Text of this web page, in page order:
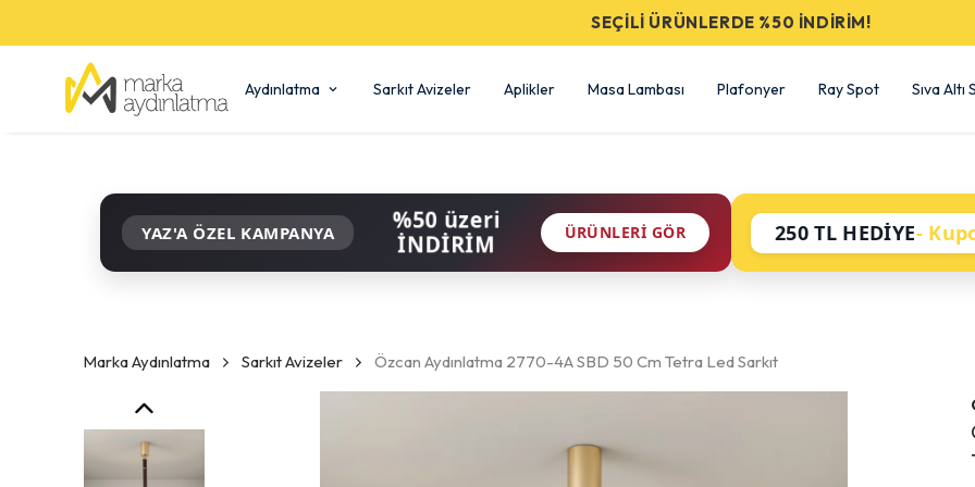
SEÇİLİ ÜRÜNLERDE %50 İNDİRİM!
Aydınlatma Sarkıt Avizeler Aplikler Masa Lambası Plafonyer Ray Spot Sıva Altı
YAZ'A ÖZEL KAMPANYA
%50 üzeri
İNDİRİM
ÜRÜNLERI GÖR 250 TL HEDİYE-
Marka Aydınlatma Sarkıt Avizeler Özcan Aydınlatma 2770-4A SBD 50 Cm Tetra Led Sarkıt